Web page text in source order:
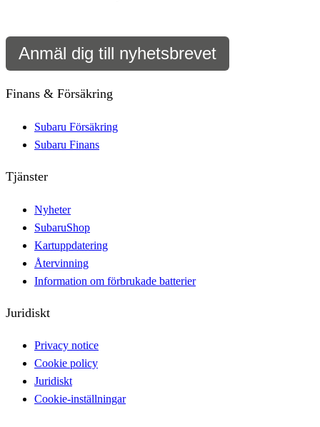
Anmäl dig till nyhetsbrevet
Finans & Försäkring
Subaru Försäkring
Subaru Finans
Tjänster
Nyheter
SubaruShop
Kartuppdatering
Återvinning
Information om förbrukade batterier
Juridiskt
Privacy notice
Cookie policy
Juridiskt
Cookie-inställningar